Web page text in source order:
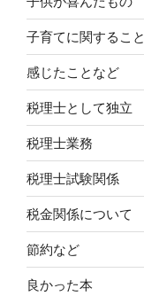
子育てに関すること
感じたことなど
税理士として独立
税理士業務
税理士試験関係
税金関係について
節約など
良かった本